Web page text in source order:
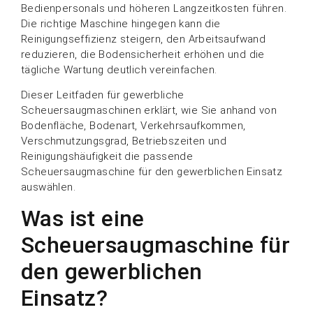
Bedienpersonals und höheren Langzeitkosten führen.
Die richtige Maschine hingegen kann die
Reinigungseffizienz steigern, den Arbeitsaufwand
reduzieren, die Bodensicherheit erhöhen und die
tägliche Wartung deutlich vereinfachen.
Dieser Leitfaden für gewerbliche
Scheuersaugmaschinen erklärt, wie Sie anhand von
Bodenfläche, Bodenart, Verkehrsaufkommen,
Verschmutzungsgrad, Betriebszeiten und
Reinigungshäufigkeit die passende
Scheuersaugmaschine für den gewerblichen Einsatz
auswählen.
Was ist eine
Scheuersaugmaschine für
den gewerblichen
Einsatz?